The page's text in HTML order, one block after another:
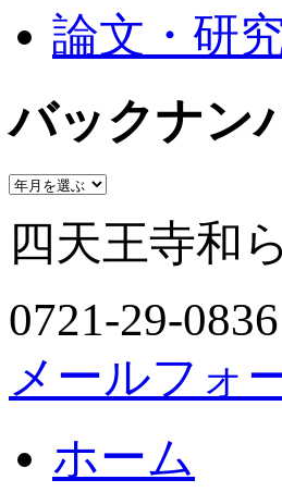
論文・研
バックナン
四天王寺和
0721-29-0836
メールフォ
ホーム